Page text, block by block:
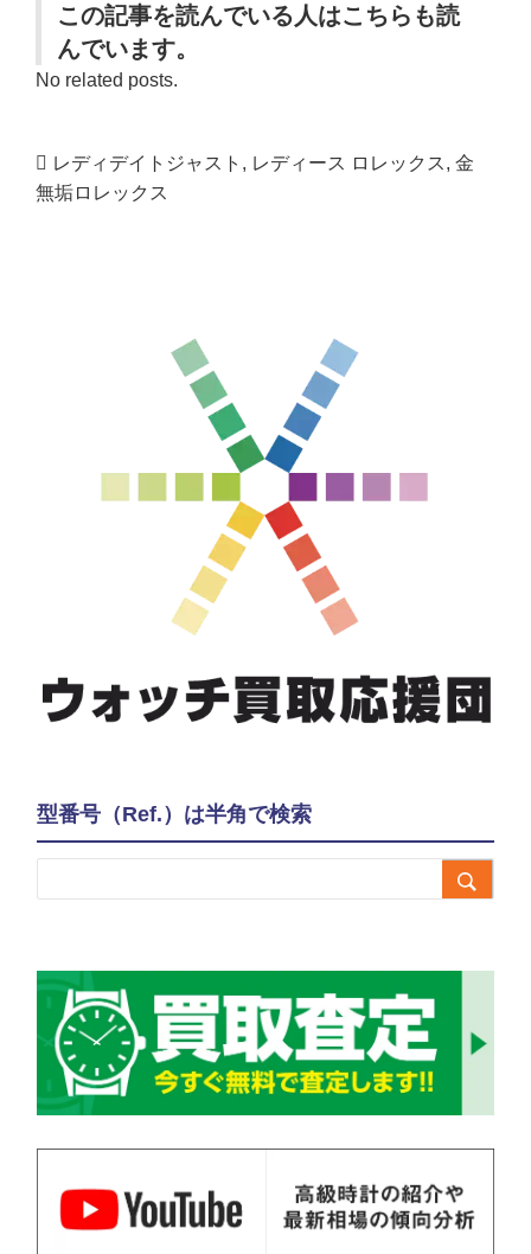
この記事を読んでいる人はこちらも読
んでいます。
No related posts.
レディデイトジャスト , レディース ロレックス, 金
無垢ロレックス
型番号（Ref.）は半角で検索
